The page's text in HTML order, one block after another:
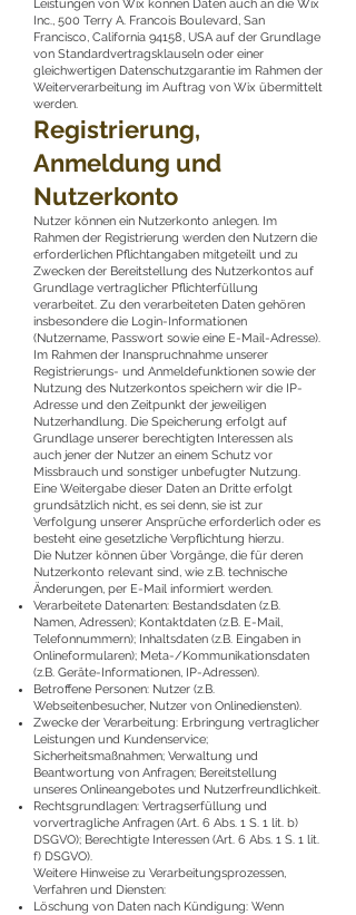
Leistungen von Wix können Daten auch an die Wix
Inc., 500 Terry A. Francois Boulevard, San
Francisco, California 94158, USA auf der Grundlage
von Standardvertragsklauseln oder einer
gleichwertigen Datenschutzgarantie im Rahmen der
Weiterverarbeitung im Auftrag von Wix übermittelt
werden.
Registrierung,
Anmeldung und
Nutzerkonto
Nutzer können ein Nutzerkonto anlegen. Im
Rahmen der Registrierung werden den Nutzern die
erforderlichen Pflichtangaben mitgeteilt und zu
Zwecken der Bereitstellung des Nutzerkontos auf
Grundlage vertraglicher Pflichterfüllung
verarbeitet. Zu den verarbeiteten Daten gehören
insbesondere die Login-Informationen
(Nutzername, Passwort sowie eine E-Mail-Adresse).
Im Rahmen der Inanspruchnahme unserer
Registrierungs- und Anmeldefunktionen sowie der
Nutzung des Nutzerkontos speichern wir die IP-
Adresse und den Zeitpunkt der jeweiligen
Nutzerhandlung. Die Speicherung erfolgt auf
Grundlage unserer berechtigten Interessen als
auch jener der Nutzer an einem Schutz vor
Missbrauch und sonstiger unbefugter Nutzung.
Eine Weitergabe dieser Daten an Dritte erfolgt
grundsätzlich nicht, es sei denn, sie ist zur
Verfolgung unserer Ansprüche erforderlich oder es
besteht eine gesetzliche Verpflichtung hierzu.
Die Nutzer können über Vorgänge, die für deren
Nutzerkonto relevant sind, wie z.B. technische
Änderungen, per E-Mail informiert werden.
Verarbeitete Datenarten: Bestandsdaten (z.B.
Namen, Adressen); Kontaktdaten (z.B. E-Mail,
Telefonnummern); Inhaltsdaten (z.B. Eingaben in
Onlineformularen); Meta-/Kommunikationsdaten
(z.B. Geräte-Informationen, IP-Adressen).
Betroffene Personen: Nutzer (z.B.
Webseitenbesucher, Nutzer von Onlinediensten).
Zwecke der Verarbeitung: Erbringung vertraglicher
Leistungen und Kundenservice;
Sicherheitsmaßnahmen; Verwaltung und
Beantwortung von Anfragen; Bereitstellung
unseres Onlineangebotes und Nutzerfreundlichkeit.
Rechtsgrundlagen: Vertragserfüllung und
vorvertragliche Anfragen (Art. 6 Abs. 1 S. 1 lit. b)
DSGVO); Berechtigte Interessen (Art. 6 Abs. 1 S. 1 lit.
f) DSGVO).
Weitere Hinweise zu Verarbeitungsprozessen,
Verfahren und Diensten:
Löschung von Daten nach Kündigung: Wenn